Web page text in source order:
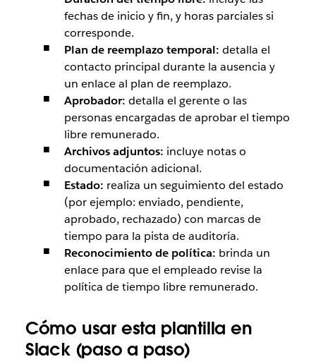
fechas de inicio y fin, y horas parciales si
corresponde.
Plan de reemplazo temporal: detalla el
contacto principal durante la ausencia y
un enlace al plan de reemplazo.
Aprobador: detalla el gerente o las
personas encargadas de aprobar el tiempo
libre remunerado.
Archivos adjuntos: incluye notas o
documentación adicional.
Estado: realiza un seguimiento del estado
(por ejemplo: enviado, pendiente,
aprobado, rechazado) con marcas de
tiempo para la pista de auditoría.
Reconocimiento de política: brinda un
enlace para que el empleado revise la
política de tiempo libre remunerado.
Cómo usar esta plantilla en
Slack (paso a paso)